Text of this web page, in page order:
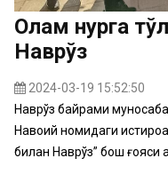
Олам нурга
Наврўз
2024-03-19 15:52:50
Наврўз байрами
Навоий номидаги
билан Наврўз” бош ғояси